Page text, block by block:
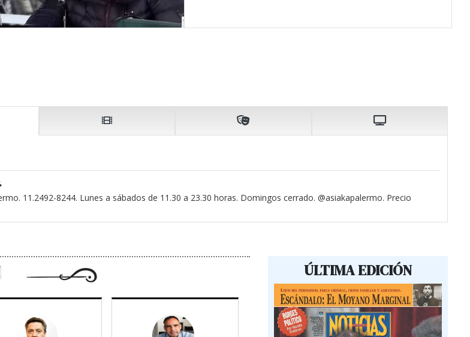
11.2492-8244. Lunes a sábados de 11.30 a 23.30 horas. Domingos cerrado. @asiakapalermo. Precio
ÚLTIMA EDICIÓN